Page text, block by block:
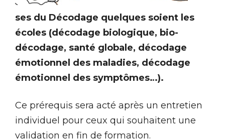
ses du Décodage quelques soient les
écoles (décodage biologique, bio-
décodage, santé globale, décodage
émotionnel des maladies, décodage
émotionnel des symptômes…).
Ce prérequis sera acté après un entretien
individuel pour ceux qui souhaitent une
validation en fin de formation.